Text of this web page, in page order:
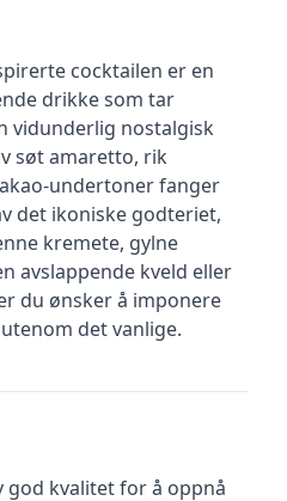
cocktailen er en
drikke som tar
vidunderlig nostalgisk
søt amaretto, rik
undertoner fanger
det ikoniske godteriet,
kremete, gylne
avslappende kveld eller
du ønsker å imponere
det vanlige.
god kvalitet for å oppnå